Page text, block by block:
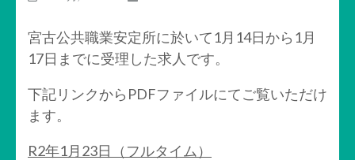
宮古公共職業安定所に於いて1月14日から1月
17日までに受理した求人です。
下記リンクからPDFファイルにてご覧いただけ
ます。
R2年1月23日（フルタイム）